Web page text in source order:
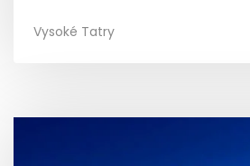
Vysoké Tatry